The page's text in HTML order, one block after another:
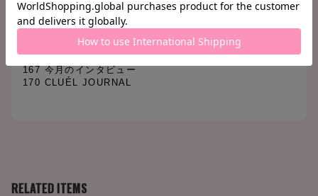
160 GOOD LOOKING for Cosmetic 素敵なコスメの見つ
け方
164 今月の映画
165 今月の CD
166 今月の ART&BOOK
167 今月のインタビュー
170 CLUÉL JOURNAL